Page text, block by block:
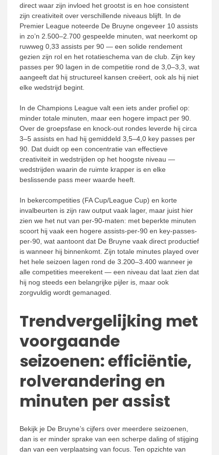
direct waar zijn invloed het grootst is en hoe consistent
zijn creativiteit over verschillende niveaus blijft. In de
Premier League noteerde De Bruyne ongeveer 10 assists
in zo’n 2.500–2.700 gespeelde minuten, wat neerkomt op
ruwweg 0,33 assists per 90 — een solide rendement
gezien zijn rol en het rotatieschema van de club. Zijn key
passes per 90 lagen in de competitie rond de 3,0–3,3, wat
aangeeft dat hij structureel kansen creëert, ook als hij niet
elke wedstrijd begint.
In de Champions League valt een iets ander profiel op:
minder totale minuten, maar een hogere impact per 90.
Over de groepsfase en knock-out rondes leverde hij circa
3–5 assists en had hij gemiddeld 3,5–4,0 key passes per
90. Dat duidt op een concentratie van effectieve
creativiteit in wedstrijden op het hoogste niveau —
wedstrijden waarin de ruimte krapper is en elke
beslissende pass meer waarde heeft.
In bekercompetities (FA Cup/League Cup) en korte
invalbeurten is zijn raw output vaak lager, maar juist hier
zien we het nut van per-90-maten: met beperkte minuten
scoort hij vaak een hogere assists-per-90 en key-passes-
per-90, wat aantoont dat De Bruyne vaak direct productief
is wanneer hij binnenkomt. Zijn totale minutes played over
het hele seizoen lagen rond de 3.200–3.400 wanneer je
alle competities meerekent — een niveau dat laat zien dat
hij nog steeds een belangrijke pijler is, maar ook
zorgvuldig wordt gemanaged.
Trendvergelijking met
voorgaande
seizoenen: efficiëntie,
rolverandering en
minuten per assist
Bekijk je De Bruyne’s cijfers over meerdere seizoenen,
dan is er minder sprake van een scherpe daling of stijging
dan van een verplaatsing van focus. Ten opzichte van